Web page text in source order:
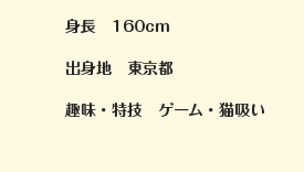
身長 160cm
出身地 東京都
趣味・特技 ゲーム・猫吸い